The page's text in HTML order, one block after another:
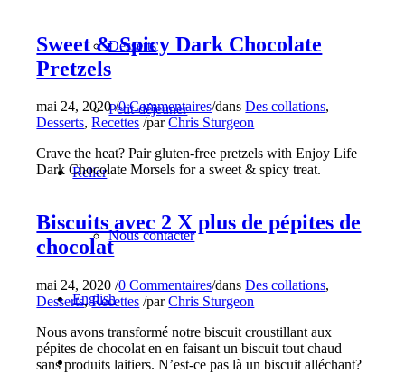
Desserts
Petit-déjeuner
Relier
Nous contacter
English
Sweet & Spicy Dark Chocolate
Pretzels
mai 24, 2020 /0 Commentaires/dansDes collations,
Desserts,Recettes /parChris Sturgeon
Crave the heat? Pair gluten-free pretzels with Enjoy Life
Dark Chocolate Morsels for a sweet & spicy treat.
Biscuits avec 2 X plus de pépites de
chocolat
mai 24, 2020 /0 Commentaires/dansDes collations,
Desserts,Recettes /parChris Sturgeon
Nous avons transformé notre biscuit croustillant aux
pépites de chocolat en en faisant un biscuit tout chaud
sans produits laitiers. N’est-ce pas là un biscuit alléchant?